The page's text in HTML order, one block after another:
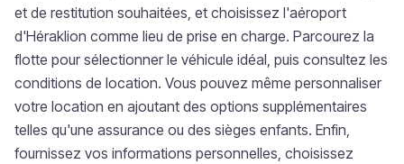
et de restitution souhaitées, et choisissez l'aéroport
d'Héraklion comme lieu de prise en charge. Parcourez la
flotte pour sélectionner le véhicule idéal, puis consultez les
conditions de location. Vous pouvez même personnaliser
votre location en ajoutant des options supplémentaires
telles qu'une assurance ou des sièges enfants. Enfin,
fournissez vos informations personnelles, choisissez